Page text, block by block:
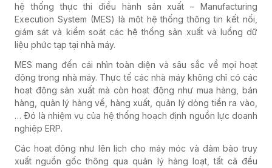
hệ thống thực thi điều hành sản xuất – Manufacturing
Execution System (MES) là một hệ thống thông tin kết nối,
giám sát và kiểm soát các hệ thống sản xuất và luồng dữ
liệu phức tạp tại nhà máy.
MES mang đến cái nhìn toàn diện và sâu sắc về mọi hoạt
động trong nhà máy. Thực tế các nhà máy không chỉ có các
hoạt động sản xuất mà còn hoạt động như mua hàng, bán
hàng, quản lý hàng về, hàng xuất, quản lý dòng tiền ra vào,
… Đó là nhiệm vụ của hệ thống hoạch định nguồn lực doanh
nghiệp ERP.
Các hoạt động như lên lịch cho máy móc và đảm bảo truy
xuất nguồn gốc thông qua quản lý hàng loạt, tất cả đều